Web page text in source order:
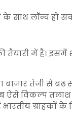
के साथ लॉन्च हो
तैयारी में है। इसमें
बाजार तेजी से बढ़
ऐसे विकल्प तलाश
भारतीय ग्राहकों